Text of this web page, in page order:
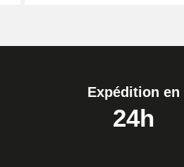
Expédition en
24h